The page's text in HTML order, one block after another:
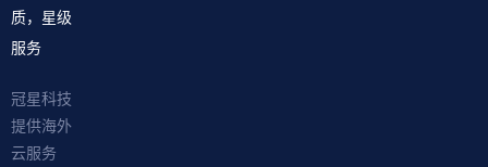
质，星级
服务
冠星科技
提供海外
云服务